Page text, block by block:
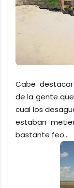
Cabe
de la gente
cual los
estaban
bastante feo...